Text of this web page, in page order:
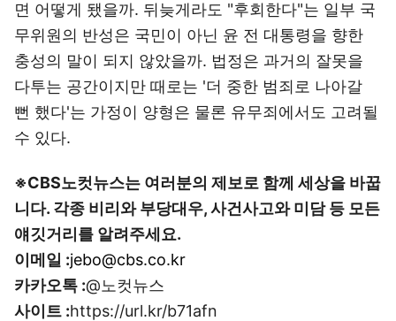
면 어떻게 됐을까. 뒤늦게라도 "후회한다"는 일부 국
무위원의 반성은 국민이 아닌 윤 전 대통령을 향한
충성의 말이 되지 않았을까. 법정은 과거의 잘못을
다투는 공간이지만 때로는 '더 중한 범죄로 나아갈
뻔 했다'는 가정이 양형은 물론 유무죄에서도 고려될
수 있다.
※CBS노컷뉴스는 여러분의 제보로 함께 세상을 바꿉
니다. 각종 비리와 부당대우, 사건사고와 미담 등 모든
얘깃거리를 알려주세요.
이메일 :jebo@cbs.co.kr
카카오톡 :@노컷뉴스
사이트 :https://url.kr/b71afn